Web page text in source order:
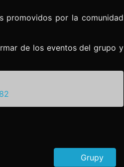
promovidos por la comunidad
de los eventos del grupo y
Grupy